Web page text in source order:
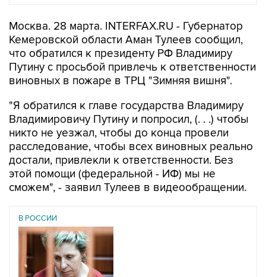
Москва. 28 марта. INTERFAX.RU - Губернатор
Кемеровской области Аман Тулеев сообщил,
что обратился к президенту РФ Владимиру
Путину с просьбой привлечь к ответственности
виновных в пожаре в ТРЦ "Зимняя вишня".
"Я обратился к главе государства Владимиру
Владимировичу Путину и попросил, (. . .) чтобы
никто не уезжал, чтобы до конца провели
расследование, чтобы всех виновных реально
достали, привлекли к ответственности. Без
этой помощи (федеральной - ИФ) мы не
сможем", - заявил Тулеев в видеообращении.
В РОССИИ